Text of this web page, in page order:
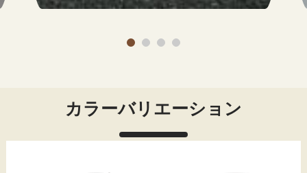
カラーバリエーション